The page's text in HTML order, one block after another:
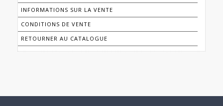
INFORMATIONS SUR LA VENTE
CONDITIONS DE VENTE
RETOURNER AU CATALOGUE